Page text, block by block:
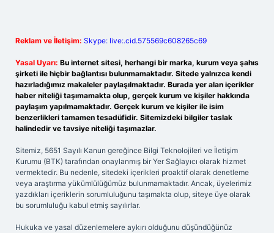
Reklam ve İletişim: Skype: live:.cid.575569c608265c69
Yasal Uyarı: Bu internet sitesi, herhangi bir marka, kurum veya şahıs
şirketi ile hiçbir bağlantısı bulunmamaktadır. Sitede yalnızca kendi
hazırladığımız makaleler paylaşılmaktadır. Burada yer alan içerikler
haber niteliği taşımamakta olup, gerçek kurum ve kişiler hakkında
paylaşım yapılmamaktadır. Gerçek kurum ve kişiler ile isim
benzerlikleri tamamen tesadüfidir. Sitemizdeki bilgiler taslak
halindedir ve tavsiye niteliği taşımazlar.
Sitemiz, 5651 Sayılı Kanun gereğince Bilgi Teknolojileri ve İletişim
Kurumu (BTK) tarafından onaylanmış bir Yer Sağlayıcı olarak hizmet
vermektedir. Bu nedenle, sitedeki içerikleri proaktif olarak denetleme
veya araştırma yükümlülüğümüz bulunmamaktadır. Ancak, üyelerimiz
yazdıkları içeriklerin sorumluluğunu taşımakta olup, siteye üye olarak
bu sorumluluğu kabul etmiş sayılırlar.
Hukuka ve yasal düzenlemelere aykırı olduğunu düşündüğünüz